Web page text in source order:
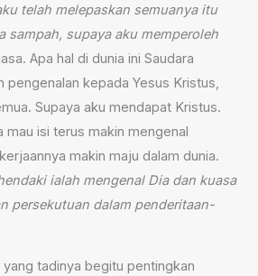
telah melepaskan semuanya itu
sampah, supaya aku memperoleh
Apa hal di dunia ini Saudara
pengenalan kepada Yesus Kristus,
Supaya aku mendapat Kristus.
mau isi terus makin mengenal
makin maju dalam dunia.
ialah mengenal Dia dan kuasa
persekutuan dalam penderitaan-
yang tadinya begitu pentingkan